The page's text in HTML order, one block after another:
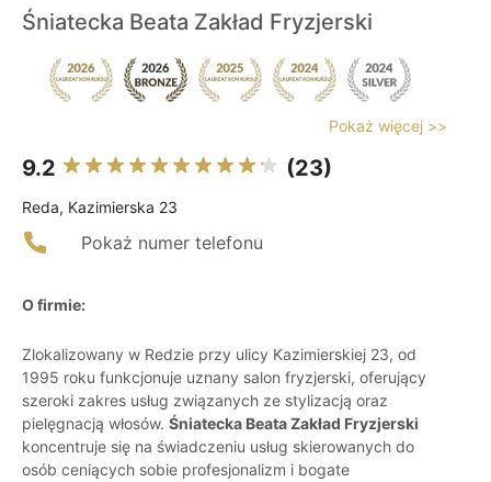
Śniatecka Beata Zakład Fryzjerski
Pokaż więcej >>
9.2 (23)
Reda, Kazimierska 23
Pokaż numer telefonu
O firmie:
Zlokalizowany w Redzie przy ulicy Kazimierskiej 23, od
1995 roku funkcjonuje uznany salon fryzjerski, oferujący
szeroki zakres usług związanych ze stylizacją oraz
pielęgnacją włosów. Śniatecka Beata Zakład Fryzjerski
koncentruje się na świadczeniu usług skierowanych do
osób ceniących sobie profesjonalizm i bogate